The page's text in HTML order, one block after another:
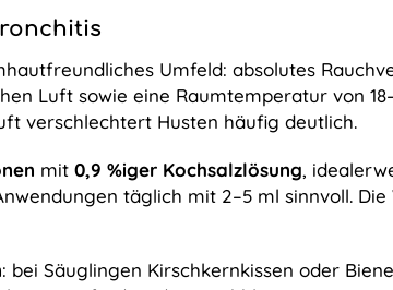
Umfeld: absolutes
Luft sowie eine Raumtemperatur von
verschlechtert Husten häufig deutlich.
mit0,9 %iger Kochsalzlösung,
täglich mit 2–5 ml sinnvoll.
: bei Säuglingen Kirschkernkissen oder